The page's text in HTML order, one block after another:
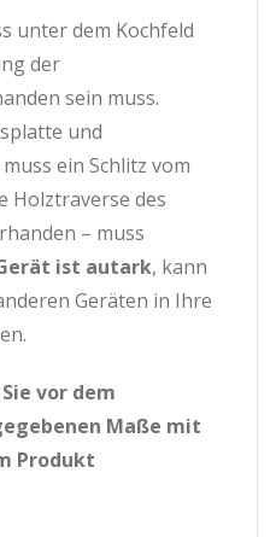
unter dem Kochfeld
der
sein muss.
und
ein Schlitz vom
Holztraverse des
– muss
ist autark, kann
Geräten in Ihre
vor dem
Maße mit
Produkt